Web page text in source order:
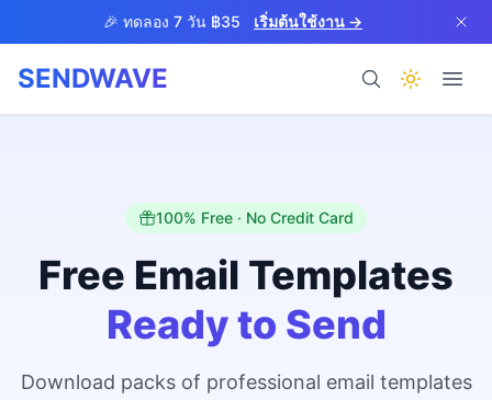
Skip to main content🎉 ทดลอง 7 วัน ฿35 เริ่มต้นใช้งาน →
SENDWAVE
BETA
100% Free · No Credit Card
Free Email Templates
Ready to Send
Download packs of professional email templates